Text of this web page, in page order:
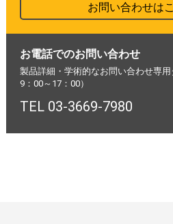
お問い合わせは
お電話でのお問い合わせ
製品詳細・学術的なお問い合わせ専
9：00～17：00）
TEL 03-3669-7980